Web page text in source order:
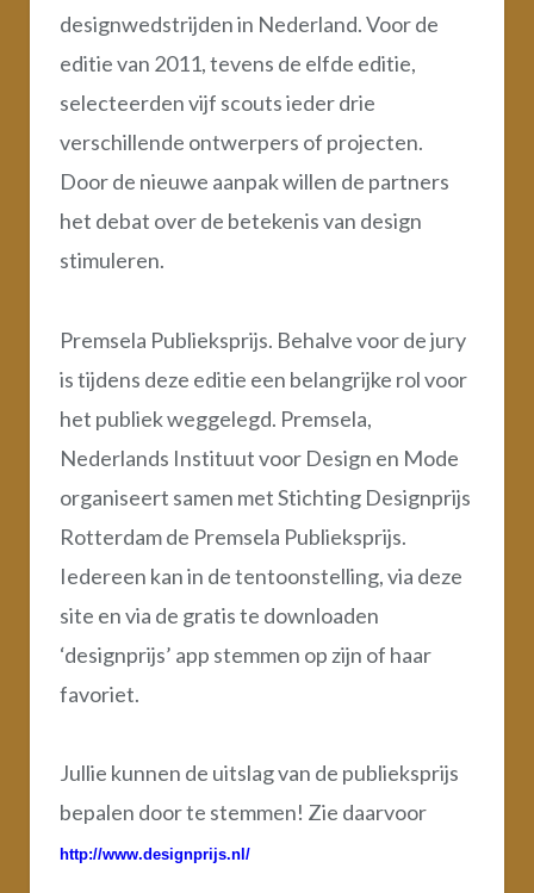
designwedstrijden in Nederland. Voor de
editie van 2011, tevens de elfde editie,
selecteerden vijf scouts ieder drie
verschillende ontwerpers of projecten.
Door de nieuwe aanpak willen de partners
het debat over de betekenis van design
stimuleren.
Premsela Publieksprijs. Behalve voor de jury
is tijdens deze editie een belangrijke rol voor
het publiek weggelegd. Premsela,
Nederlands Instituut voor Design en Mode
organiseert samen met Stichting Designprijs
Rotterdam de Premsela Publieksprijs.
Iedereen kan in de tentoonstelling, via deze
site en via de gratis te downloaden
‘designprijs’ app stemmen op zijn of haar
favoriet.
Jullie kunnen de uitslag van de publieksprijs
bepalen door te stemmen! Zie daarvoor
http://www.designprijs.nl /